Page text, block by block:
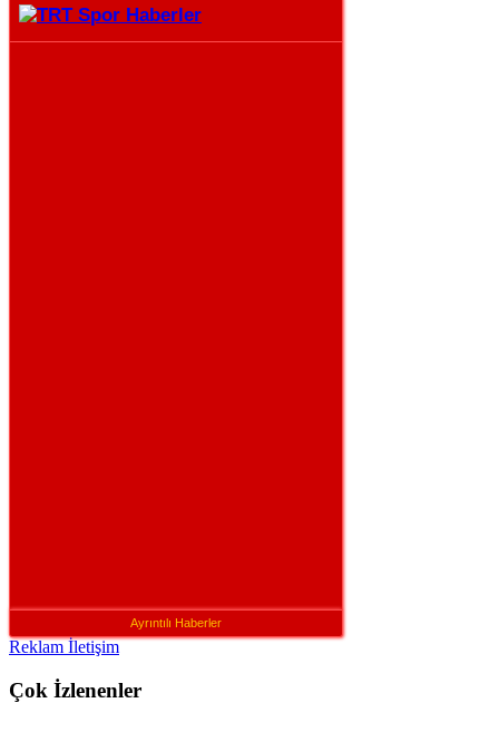
Ayrıntılı Haberler
Reklam İletişim
Çok İzlenenler